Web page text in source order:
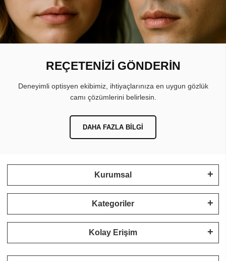
REÇETENİZİ GÖNDERİN
Deneyimli optisyen ekibimiz, ihtiyaçlarınıza en uygun gözlük
camı çözümlerini belirlesin.
DAHA FAZLA BILGI
Kurumsal
Kategoriler
Kolay Erişim